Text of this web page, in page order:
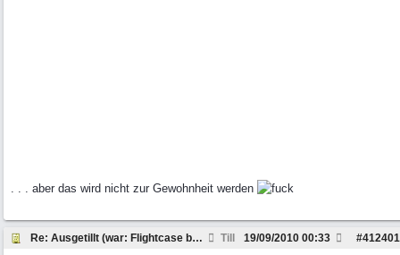
. . . aber das wird nicht zur Gewohnheit werden
Re: Ausgetillt (war: Flightcase bauen Workshop... Till #412401
19/09/2010 00:33